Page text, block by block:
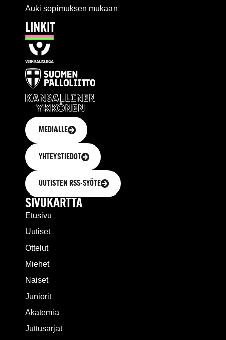
Auki sopimuksen mukaan
LINKIT
MEDIALLE
YHTEYSTIEDOT
UUTISTEN RSS-SYÖTE
SIVUKARTTA
Etusivu
Uutiset
Ottelut
Miehet
Naiset
Juniorit
Akatemia
Juttusarjat